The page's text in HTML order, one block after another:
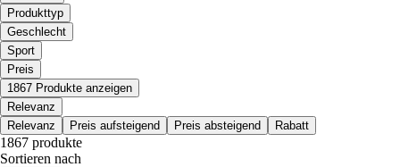
Produkttyp
Geschlecht
Sport
Preis
1867 Produkte anzeigen
Relevanz
Relevanz
Preis aufsteigend Preis absteigend Rabatt
1867 produkte
Sortieren nach